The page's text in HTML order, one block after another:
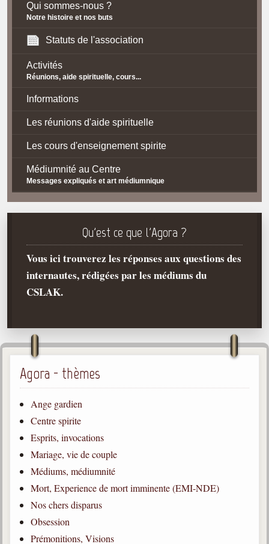
Qui sommes-nous ?
Notre histoire et nos buts
Statuts de l'association
Activités
Réunions, aide spirituelle, cours...
Informations
Les réunions d'aide spirituelle
Les cours d'enseignement spirite
Médiumnité au Centre
Messages expliqués et art médiumnique
Contact / Accès
Plan d'accès
Spiritisme
Qu'est-ce que c'est ?
Philosophie
La doctrine d'Allan Kardec
But des manifestations spirites
Esprits
Médiums
Les hommes
Allan Kardec
1804-1869
Léon Denis
1846-1927
Qu'est ce que l'Agora ?
Vous ici trouverez les réponses aux questions des
internautes, rédigées par les médiums du
CSLAK.
Agora - thèmes
Ange gardien
Centre spirite
Esprits, invocations
Mariage, vie de couple
Médiums, médiumnité
Mort, Experience de mort imminente (EMI-NDE)
Nos chers disparus
Obsession
Prémonitions, Visions